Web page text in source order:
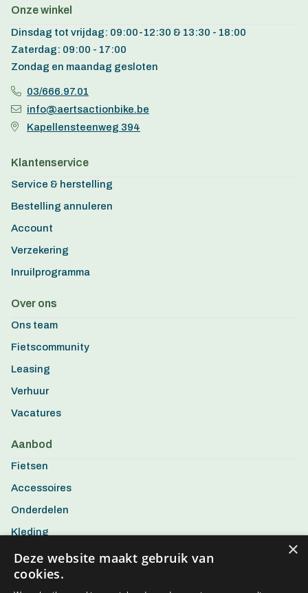
Onze winkel
Dinsdag tot vrijdag: 09:00-12:30 & 13:30 - 18:00
Zaterdag: 09:00 - 17:00
Zondag en maandag gesloten
03/666.97.01
info@aertsactionbike.be
Kapellensteenweg 394
Klantenservice
Service & herstelling
Bestelling annuleren
Account
Verzekering
Inruilprogramma
Over ons
Ons team
Fietscommunity
Leasing
Verhuur
Vacatures
Aanbod
Fietsen
Accessoires
Onderdelen
Kleding
Aanbiedingen
×
Deze website maakt gebruik van
cookies.